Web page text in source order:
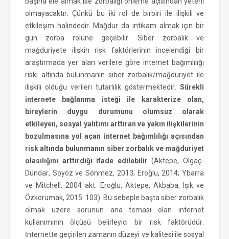
olmayacaktır. Çünkü bu iki rol de birbiri ile ilişkili ve
etkileşim halindedir. Mağdur da intikam almak için bir
gün zorba rolüne geçebilir. Siber zorbalık ve
mağduriyete ilişkin risk faktörlerinin incelendiği bir
araştırmada yer alan verilere göre internet bağımlılığı
riski altında bulunmanın siber zorbalık/mağduriyet ile
ilişkili olduğu verileri tutarlılık göstermektedir.Sürekli
internete bağlanma isteği ile karakterize olan,
bireylerin duygu durumunu olumsuz olarak
etkileyen, sosyal yalıtımı arttıran ve yakın ilişkilerinin
bozulmasına yol açan internet bağımlılığı açısından
risk altında bulunmanın siber zorbalık ve mağduriyet
olasılığını arttırdığı ifade edilebilir (Aktepe, Olgaç-
Dündar, Soyöz ve Sönmez, 2013; Eroğlu, 2014; Ybarra
ve Mitchell, 2004 akt. Eroğlu, Aktepe, Akbaba, Işık ve
Özkorumak, 2015: 103). Bu sebeple başta siber zorbalık
olmak üzere sorunun ana teması olan internet
kullanımının ölçüsü belirleyici bir risk faktörüdür.
İnternette geçirilen zamanın düzeyi ve kalitesi ile sosyal